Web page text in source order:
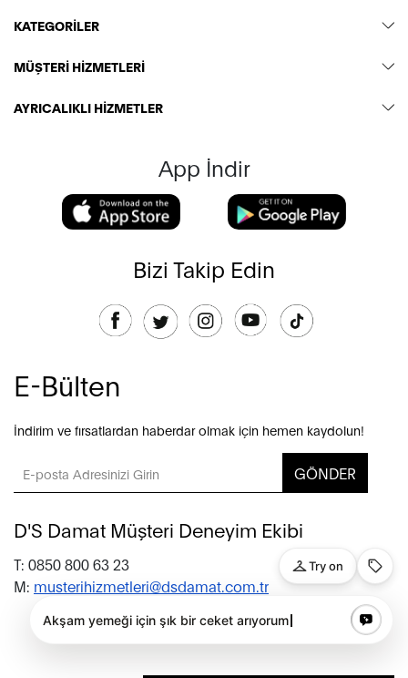
KATEGORİLER
MÜŞTERİ HİZMETLERİ
AYRICALIKLI HİZMETLER
App İndir
Bizi Takip Edin
E-Bülten
İndirim ve fırsatlardan haberdar olmak için hemen kaydolun!
GÖNDER
D'S Damat Müşteri Deneyim Ekibi
T: 0850 800 63 23
M: musterihizmetleri@dsdamat.com.tr